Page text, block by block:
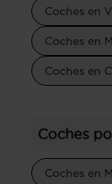
Coches en
Coches en
Coches en
Coches
Coches en